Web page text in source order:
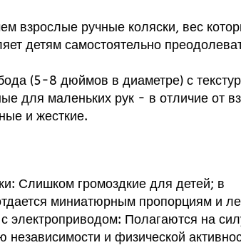
взрослые ручные коляски, вес
детям самостоятельно
(5-8 дюймов в диаметре) с
для маленьких рук - в отличие от
и жесткие.
Слишком громоздкие для детей; в
миниатюрным пропорциям и
электроприводом: Полагаются на
независимости и физической